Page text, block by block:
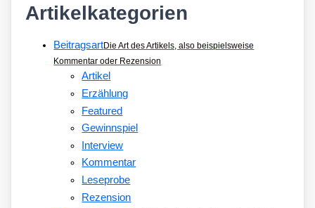
Artikelkategorien
BeitragsartDie Art des Artikels, also beispielsweise
Kommentar oder Rezension
Artikel
Erzählung
Featured
Gewinnspiel
Interview
Kommentar
Leseprobe
Rezension